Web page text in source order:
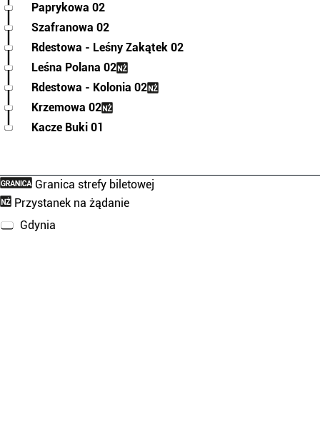
Paprykowa 02
Szafranowa 02
Rdestowa - Leśny Zakątek 02
Leśna Polana 02
Rdestowa - Kolonia 02
Krzemowa 02
Kacze Buki 01
Granica strefy biletowej
Przystanek na żądanie
Gdynia